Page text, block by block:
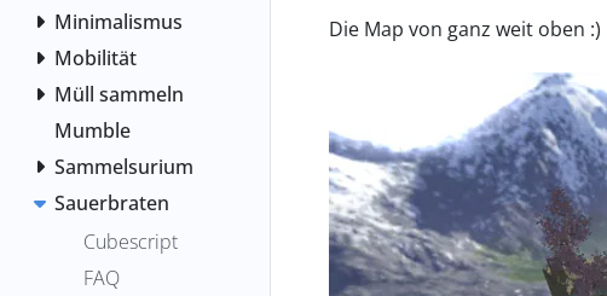
Minimalismus
Mobilität
Müll sammeln
Mumble
Sammelsurium
Sauerbraten
Cubescript
FAQ
Die Map von ganz weit oben :)